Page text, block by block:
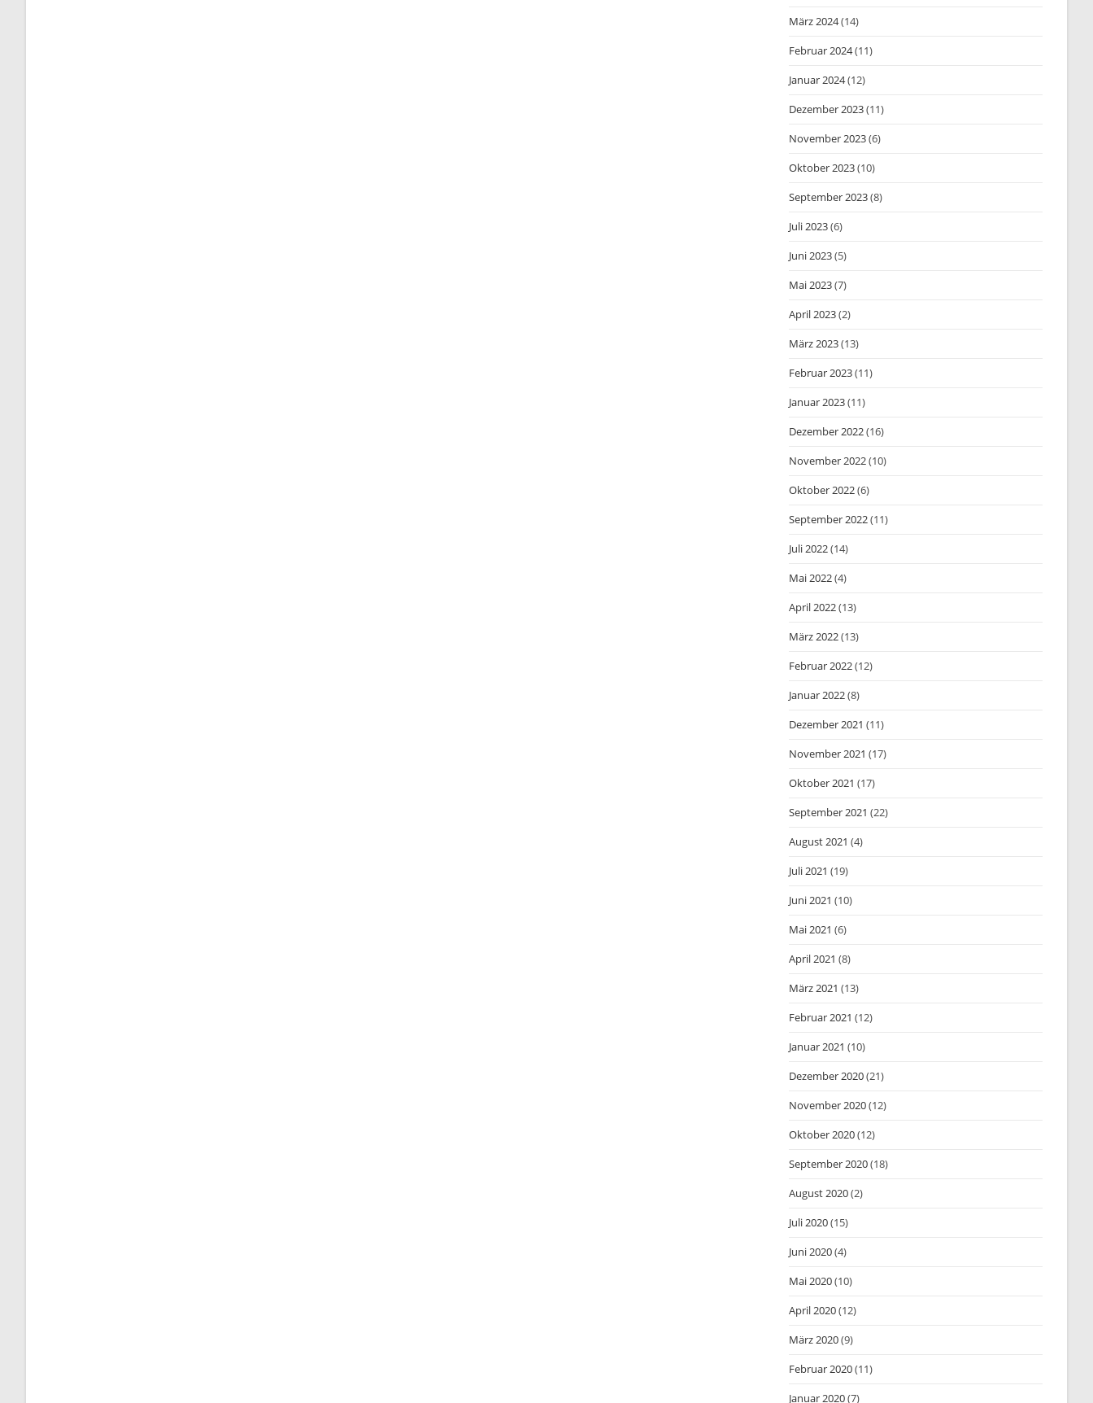
März 2024(14)
Februar 2024(11)
Januar 2024(12)
Dezember 2023(11)
November 2023(6)
Oktober 2023(10)
September 2023(8)
Juli 2023(6)
Juni 2023(5)
Mai 2023(7)
April 2023(2)
März 2023(13)
Februar 2023(11)
Januar 2023(11)
Dezember 2022(16)
November 2022(10)
Oktober 2022(6)
September 2022(11)
Juli 2022(14)
Mai 2022(4)
April 2022(13)
März 2022(13)
Februar 2022(12)
Januar 2022(8)
Dezember 2021 (11)
November 2021 (17)
Oktober 2021 (17)
September 2021 (22)
August 2021 (4)
Juli 2021 (19)
Juni 2021 (10)
Mai 2021 (6)
April 2021 (8)
März 2021 (13)
Februar 2021 (12)
Januar 2021 (10)
Dezember 2020(21)
November 2020(12)
Oktober 2020(12)
September 2020(18)
August 2020(2)
Juli 2020(15)
Juni 2020(4)
Mai 2020(10)
April 2020(12)
März 2020(9)
Februar 2020(11)
Januar 2020(7)